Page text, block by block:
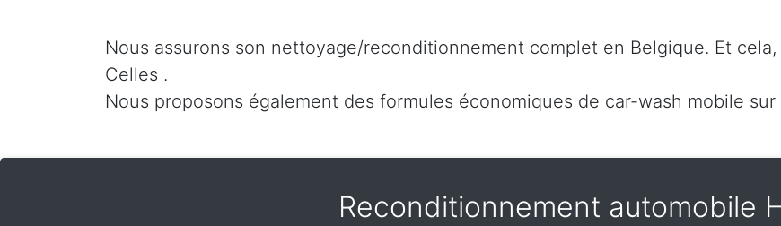
Nous assurons son nettoyage/reconditionnement complet en Belgique. Et
Celles .
Nous proposons également des formules économiques de car-wash mobile sur
Reconditionnement automobile